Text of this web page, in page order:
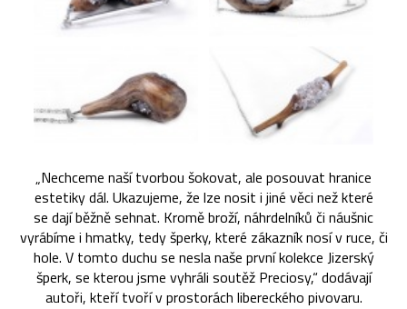
„Nechceme naší tvorbou šokovat, ale posouvat hranice
estetiky dál. Ukazujeme, že lze nosit i jiné věci než které
se dají běžně sehnat. Kromě broží, náhrdelníků či náušnic
vyrábíme i hmatky, tedy šperky, které zákazník nosí v ruce, či
hole. V tomto duchu se nesla naše první kolekce Jizerský
šperk, se kterou jsme vyhráli soutěž Preciosy,“ dodávají
autoři, kteří tvoří v prostorách libereckého pivovaru.